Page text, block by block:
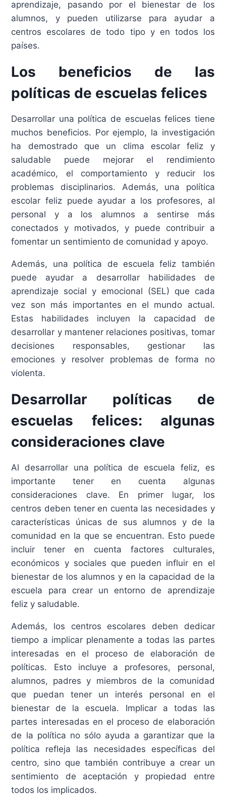
aprendizaje, pasando por el bienestar de los
alumnos, y pueden utilizarse para ayudar a
centros escolares de todo tipo y en todos los
países.
Los beneficios de las
políticas de escuelas felices
Desarrollar una política de escuelas felices tiene
muchos beneficios. Por ejemplo, la investigación
ha demostrado que un clima escolar feliz y
saludable puede mejorar el rendimiento
académico, el comportamiento y reducir los
problemas disciplinarios. Además, una política
escolar feliz puede ayudar a los profesores, al
personal y a los alumnos a sentirse más
conectados y motivados, y puede contribuir a
fomentar un sentimiento de comunidad y apoyo.
Además, una política de escuela feliz también
puede ayudar a desarrollar habilidades de
aprendizaje social y emocional (SEL) que cada
vez son más importantes en el mundo actual.
Estas habilidades incluyen la capacidad de
desarrollar y mantener relaciones positivas, tomar
decisiones responsables, gestionar las
emociones y resolver problemas de forma no
violenta.
Desarrollar políticas de
escuelas felices: algunas
consideraciones clave
Al desarrollar una política de escuela feliz, es
importante tener en cuenta algunas
consideraciones clave. En primer lugar, los
centros deben tener en cuenta las necesidades y
características únicas de sus alumnos y de la
comunidad en la que se encuentran. Esto puede
incluir tener en cuenta factores culturales,
económicos y sociales que pueden influir en el
bienestar de los alumnos y en la capacidad de la
escuela para crear un entorno de aprendizaje
feliz y saludable.
Además, los centros escolares deben dedicar
tiempo a implicar plenamente a todas las partes
interesadas en el proceso de elaboración de
políticas. Esto incluye a profesores, personal,
alumnos, padres y miembros de la comunidad
que puedan tener un interés personal en el
bienestar de la escuela. Implicar a todas las
partes interesadas en el proceso de elaboración
de la política no sólo ayuda a garantizar que la
política refleja las necesidades específicas del
centro, sino que también contribuye a crear un
sentimiento de aceptación y propiedad entre
todos los implicados.